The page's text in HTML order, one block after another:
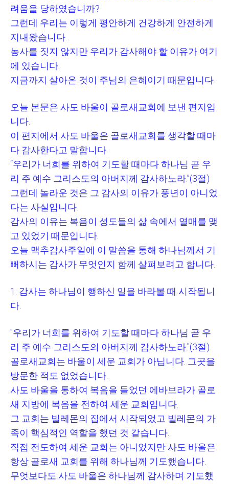
려움을 당하였습니까?
그런데 우리는 이렇게 평안하게 건강하게 안전하게
지내왔습니다
농사를 짓지 않지만 우리가 감사해야 할 이유가 여기
에 있습니다
지금까지 살아온 것이 주님의 은혜이기 때문입니다
오늘 본문은 사도 바울이 골로새교회에 보낸 편지입
니다
이 편지에서 사도 바울은 골로새교회를 생각할 때마
다 감사한다고 말합니다
“우리가 너희를 위하여 기도할 때마다 하나님 곧 우
리 주 예수 그리스도의 아버지께 감사하노라.”(3절)
그런데 놀라운 것은 그 감사의 이유가 풍년이 아니었
다는 사실입니다
감사의 이유는 복음이 성도들의 삶 속에서 열매를 맺
고 있었기 때문입니다
오늘 맥추감사주일에 이 말씀을 통해 하나님께서 기
뻐하시는 감사가 무엇인지 함께 살펴보려고 합니다
1. 감사는 하나님이 행하신 일을 바라볼 때 시작됩니
다
"우리가 너희를 위하여 기도할 때마다 하나님 곧 우
리 주 예수 그리스도의 아버지께 감사하노라."(3절)
골로새교회는 바울이 세운 교회가 아닙니다 그곳을
방문한 적도 없었습니다
사도 바울을 통하여 복음을 들었던 에바브라가 골로
새 지방에 복음을 전하여 세운 교회입니다
그 교회는 빌레몬의 집에서 시작되었고 빌레몬의 가
족이 핵심적인 역할을 했던 것 같습니다
직접 전도하여 세운 교회는 아니었지만 사도 바울은
항상 골로새 교회를 위해 하나님께 기도했습니다
무엇보다도 사도 바울은 하나님께 감사하며 기도했